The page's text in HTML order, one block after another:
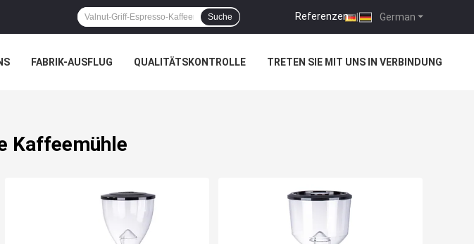
German
Referenzen |
Suche
FABRIK-AUSFLUG QUALITÄTSKONTROLLE TRETEN SIE MIT UNS IN VERBINDUNG
Kaffeemühle